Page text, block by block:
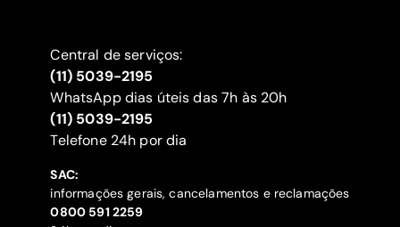
Central de serviços:
(11) 5039-2195
WhatsApp dias úteis das 7h às 20h
(11) 5039-2195
‍Telefone 24h por dia
SAC:
informações gerais, cancelamentos e reclamações
‍0800 591 2259